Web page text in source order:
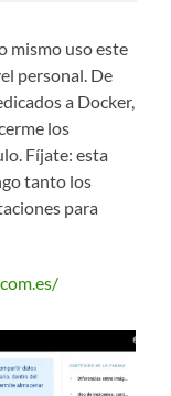
mismo uso este
personal. De
a Docker,
los
Fíjate: esta
tanto los
para